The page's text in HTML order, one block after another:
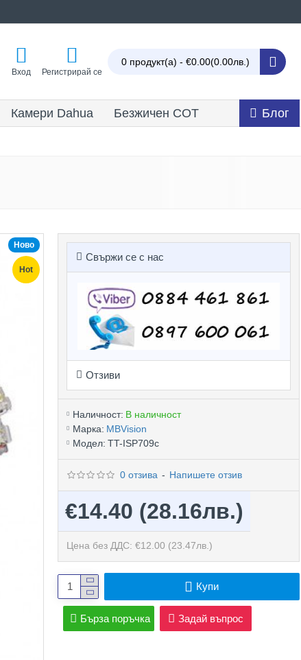
Вход Регистрирай се
0 продукт(а) - €0.00(0.00лв.)
Камери Dahua Безжичен СОТ Блог
Ново
Hot
Свържи се с нас
Отзиви
Наличност: В наличност
Марка: MBVision
Модел: TT-ISP709c
0 отзива - Напишете отзив
€14.40 (28.16лв.)
Цена без ДДС: €12.00 (23.47лв.)
Купи
Бърза поръчка Задай въпрос